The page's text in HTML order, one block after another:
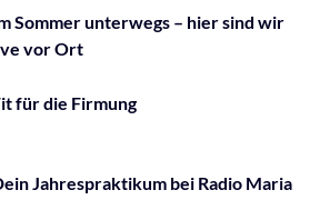
Sommer unterwegs – hier sind wir
vor Ort
für die Firmung
Jahrespraktikum bei Radio Maria